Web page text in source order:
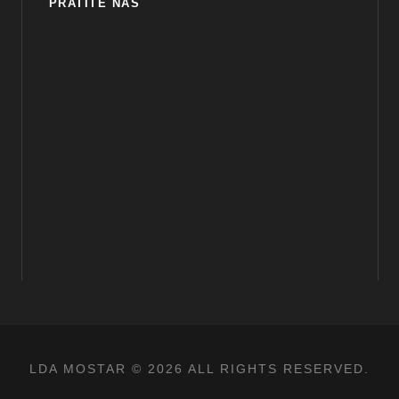
PRATITE NAS
LDA MOSTAR © 2026 ALL RIGHTS RESERVED.